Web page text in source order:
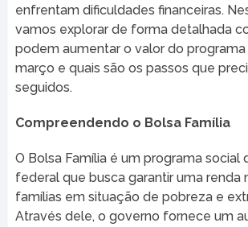
enfrentam dificuldades financeiras.
vamos explorar de forma detalhada
podem aumentar o valor do
março e quais são os passos que
seguidos.
Compreendendo o Bolsa Família
O Bolsa Família é um programa social
federal que busca garantir uma renda
famílias em situação de pobreza e
Através dele, o governo fornece um